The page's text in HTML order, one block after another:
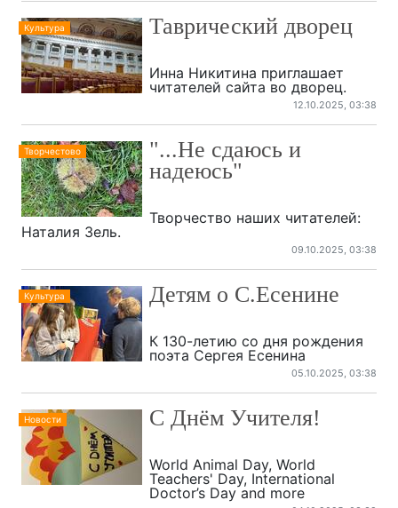
Культура Таврический дворец
Инна Никитина приглашает
читателей сайта во дворец.
12.10.2025, 03:38
Творчестово
"...Не сдаюсь и
надеюсь"
Творчество наших читателей:
Наталия Зель.
09.10.2025, 03:38
Культура Детям о С.Есенине
К 130-летию со дня рождения
поэта Сергея Есенина
05.10.2025, 03:38
Новости С Днём Учителя!
World Animal Day, World
Teachers' Day, International
Doctor’s Day and more